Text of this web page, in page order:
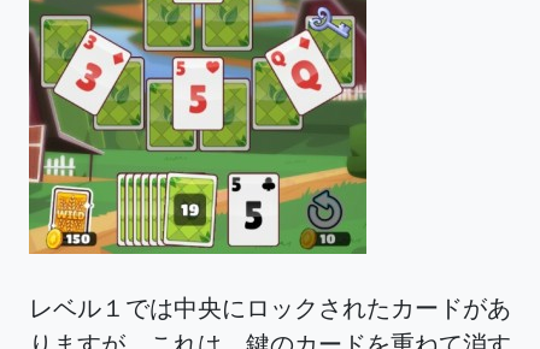
レベル１では中央にロックされたカードがあ